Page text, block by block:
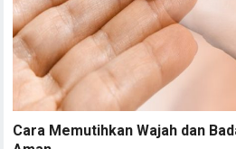
Cara Memutihkan Wajah dan